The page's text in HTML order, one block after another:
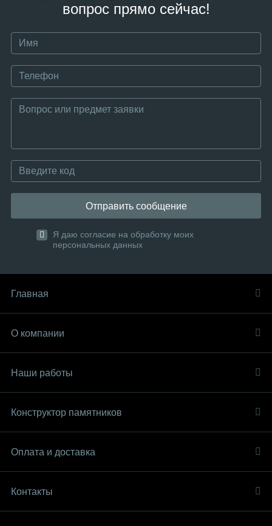
вопрос прямо сейчас!
Отправить сообщение
Я даю согласие на обработку моих
персональных данных
Главная
О компании
Наши работы
Конструктор памятников
Оплата и доставка
Контакты